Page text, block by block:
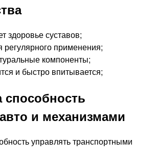
здоровье суставов;
регулярного применения;
компоненты;
и быстро впитывается;
и механизмами
управлять транспортными